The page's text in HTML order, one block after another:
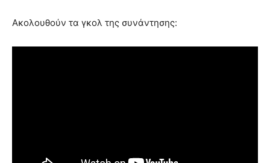
Ακολουθούν τα γκολ της συνάντησης: